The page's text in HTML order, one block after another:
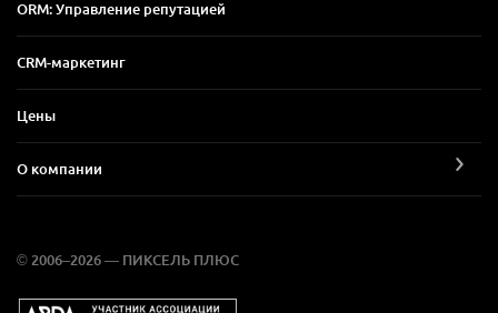
ORM: Управление репутацией
CRM-маркетинг
Цены
О компании
© 2006–2026 — ПИКСЕЛЬ ПЛЮС